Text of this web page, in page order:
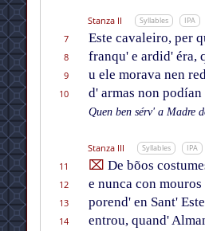
Stanza II Syllables IPA
7 Este cavaleiro, per
8
franqu' e ardid' éra,
9
u ele morava nen
10
d' armas non
Quen ben sérv' a Madre
Stanza III Syllables IPA
11 ⌧ De bõos
12
e nunca con
13
porend' en Sant'
14
entrou, quand'